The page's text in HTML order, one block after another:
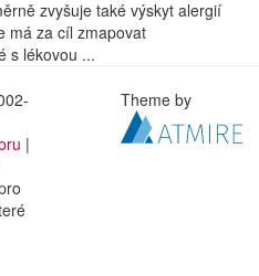
zvyšuje také výskyt alergií
má za cíl zmapovat
s lékovou ...
|
Theme by